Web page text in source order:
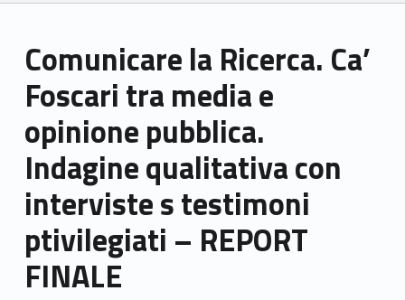
Comunicare la Ricerca. Ca’
Foscari tra media e
opinione pubblica.
Indagine qualitativa con
interviste s testimoni
ptivilegiati – REPORT
FINALE